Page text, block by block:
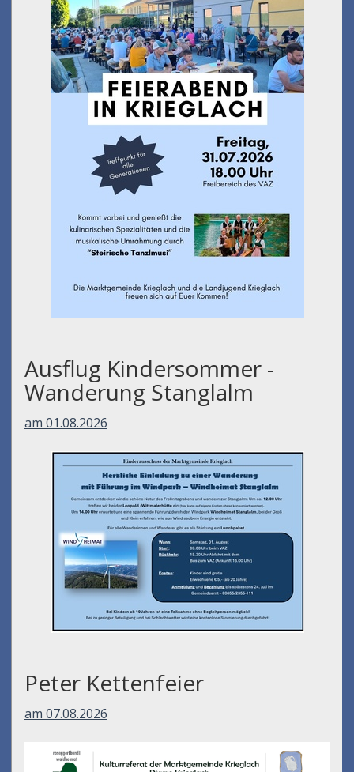
Ausflug Kindersommer -
Wanderung Stanglalm
am 01.08.2026
Peter Kettenfeier
am 07.08.2026